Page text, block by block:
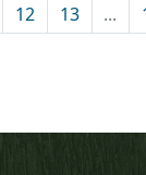
12 13 ...